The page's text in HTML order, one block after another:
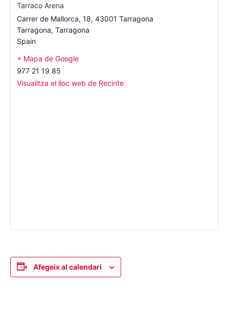
Tarraco Arena
Carrer de Mallorca, 18, 43001 Tarragona
Tarragona, Tarragona
Spain
+ Mapa de Google
977 21 19 85
Visualitza el lloc web de Recinte
Afegeix al calendari